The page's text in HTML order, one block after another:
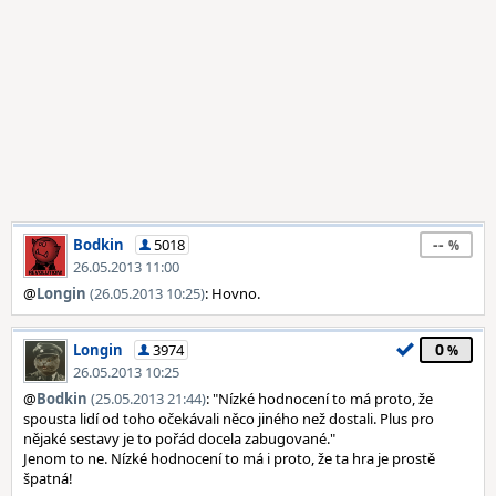
Bodkin
5018
26.05.2013 11:00
--
@Longin (26.05.2013 10:25): Hovno.
Longin
3974
26.05.2013 10:25
0
@Bodkin (25.05.2013 21:44): "Nízké hodnocení to má proto, že
spousta lidí od toho očekávali něco jiného než dostali. Plus pro
nějaké sestavy je to pořád docela zabugované."
Jenom to ne. Nízké hodnocení to má i proto, že ta hra je prostě
špatná!